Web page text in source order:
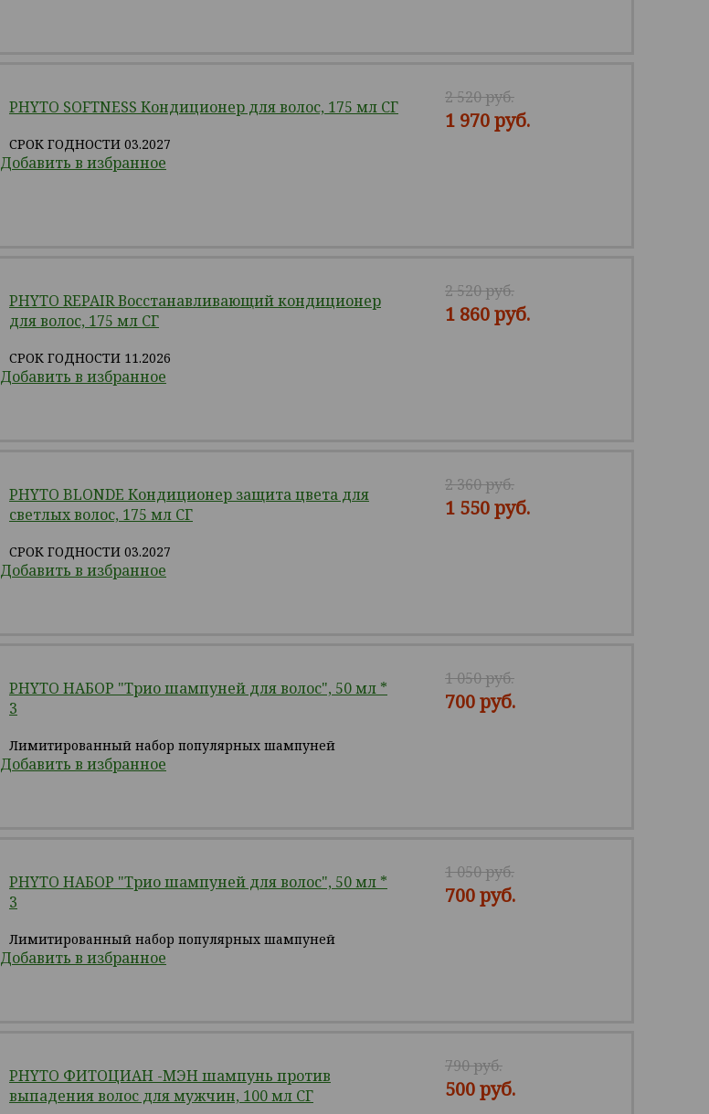
PHYTO SOFTNESS Кондиционер для волос, 175 мл СГ
СРОК ГОДНОСТИ 03.2027
Добавить в избранное
2 520 руб.
1 970 руб.
PHYTO REPAIR Восстанавливающий кондиционер
для волос, 175 мл СГ
СРОК ГОДНОСТИ 11.2026
Добавить в избранное
2 520 руб.
1 860 руб.
PHYTO BLONDE Кондиционер защита цвета для
светлых волос, 175 мл СГ
СРОК ГОДНОСТИ 03.2027
Добавить в избранное
2 360 руб.
1 550 руб.
PHYTO НАБОР "Трио шампуней для волос", 50 мл *
3
Лимитированный набор популярных шампуней
Добавить в избранное
1 050 руб.
700 руб.
PHYTO НАБОР "Трио шампуней для волос", 50 мл *
3
Лимитированный набор популярных шампуней
Добавить в избранное
1 050 руб.
700 руб.
PHYTO ФИТОЦИАН -МЭН шампунь против
выпадения волос для мужчин, 100 мл СГ
790 руб.
500 руб.